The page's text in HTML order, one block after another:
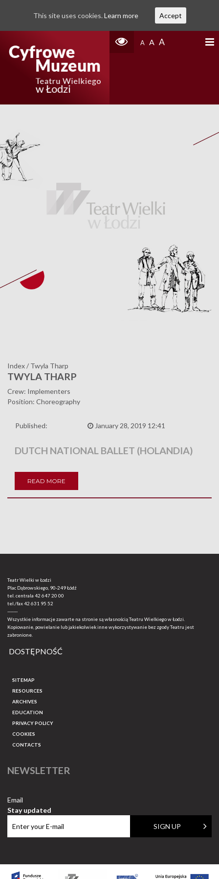
A A A
Index/ Twyla Tharp
TWYLA THARP
Crew: Implementers
Position: Choreography
Published: January 28, 2019 12:41
DUTCH NATIONAL BALLET (HOLANDIA)
READ MORE
Teatr Wielki w Łodzi
Plac Dąbrowskiego, 90-249 Łódź
tel. centrala 42 647 20 00
tel./fax42 631 95 52
-------
Wszystkie informacje zawarte na stronie są własnością Teatru Wielkiego w Łodzi.
Kopiowanie, powielanie lub jakiekolwiek inne wykorzystywanie bez zgody Teatru jest
zabronione.
DOSTĘPNOŚĆ
SITEMAP
RESOURCES
ARCHIVES
EDUCATION
PRIVACY POLICY
COOKIES
CONTACTS
NEWSLETTER
Email
Stay updated
This site uses cookies. Learn more Accept